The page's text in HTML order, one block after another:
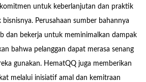
untuk keberlanjutan dan praktik
Perusahaan sumber bahannya
dan bekerja untuk meminimalkan dampak
bahwa pelanggan dapat merasa senang
gunakan. HematQQ juga memberikan
melalui inisiatif amal dan kemitraan